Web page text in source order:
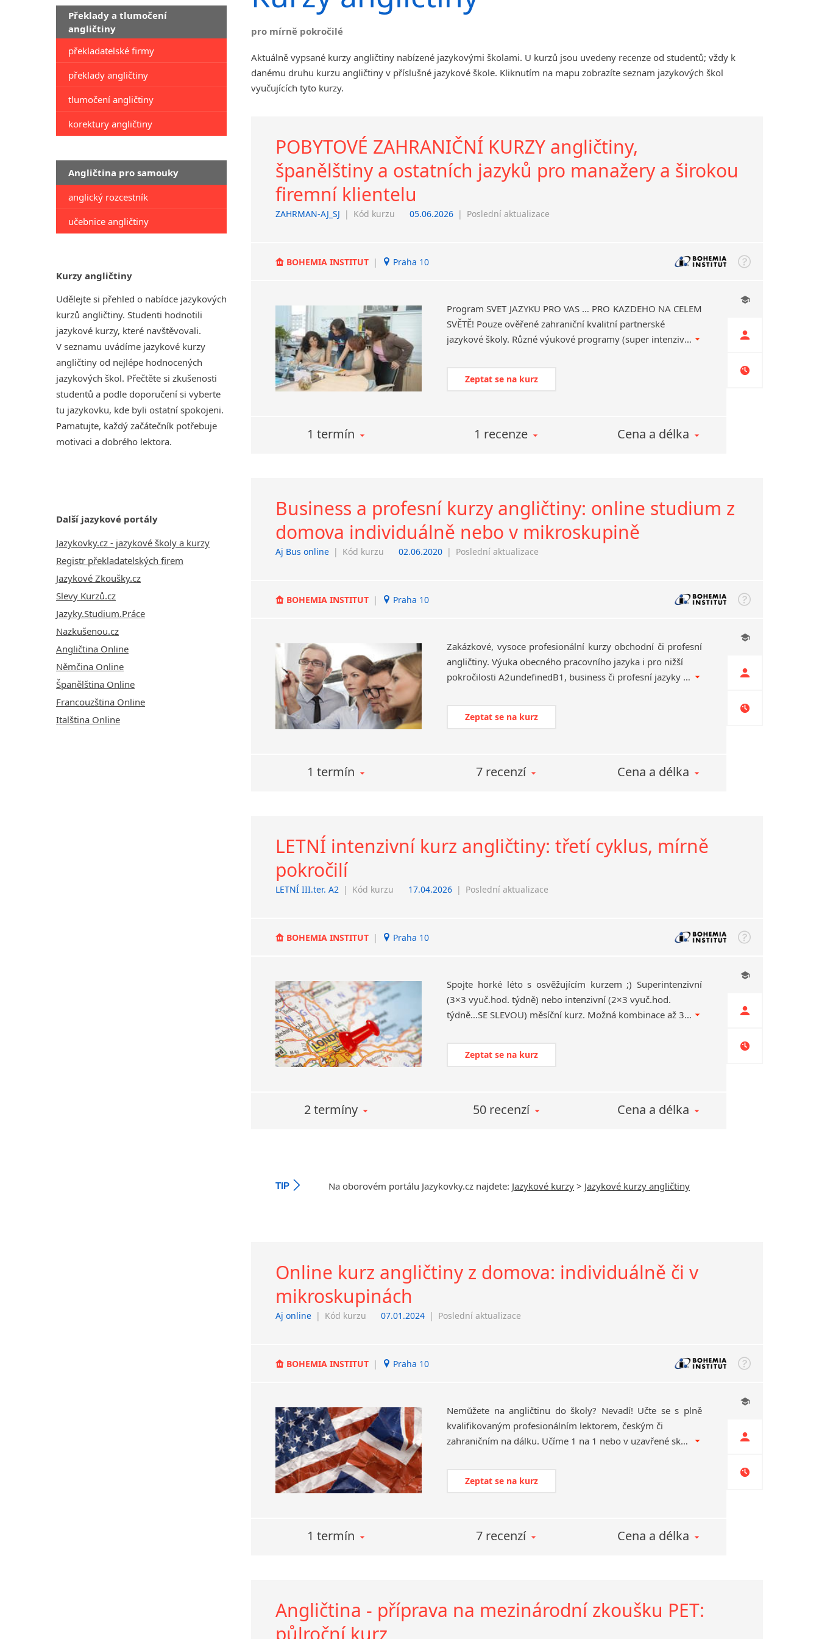
Překlady a tlumočení
angličtiny
překladatelské firmy
překlady angličtiny
tlumočení angličtiny
korektury angličtiny
Angličtina pro samouky
anglický rozcestník
učebnice angličtiny
Kurzy angličtiny
Udělejte si přehled o nabídce jazykových
kurzů angličtiny. Studenti hodnotili
jazykové kurzy, které navštěvovali.
V seznamu uvádíme jazykové kurzy
angličtiny od nejlépe hodnocených
jazykových škol. Přečtěte si zkušenosti
studentů a podle doporučení si vyberte
tu jazykovku, kde byli ostatní spokojeni.
Pamatujte, každý začátečník potřebuje
motivaci a dobrého lektora.
Další jazykové portály
Jazykovky.cz - jazykové školy a kurzy
Registr překladatelských firem
Jazykové Zkoušky.cz
Slevy Kurzů.cz
Jazyky.Studium.Práce
Nazkušenou.cz
Angličtina Online
Němčina Online
Španělština Online
Francouzština Online
Italština Online
Jihlava
malá města podle abecedy
Chrudim
Děčín
Hodonín
Most
Sedlčany
Tišnov
angličtiny
pro mírně pokročilé
Aktuálně vypsané kurzy angličtiny nabízené jazykovými školami. U kurzů jsou uvedeny recenze od studentů; vždy k
danému druhu kurzu angličtiny v příslušné jazykové škole. Kliknutím na mapu zobrazíte seznam jazykových škol
vyučujících tyto kurzy.
POBYTOVÉ ZAHRANIČNÍ KURZY angličtiny,
španělštiny a ostatních jazyků pro manažery a širokou
firemní klientelu
ZAHRMAN-AJ_SJ | Kód kurzu 05.06.2026 | Poslední aktualizace
BOHEMIA INSTITUT | Praha 10
Program SVĚT JAZYKŮ PRO VÁS … PRO KAŽDÉHO NA CELÉM
SVĚTĚ! Pouze ověřené zahraniční kvalitní partnerské
jazykové školy. Různé výukové programy (super intenzivní „crash“ kurzy, profesně orientované, skupinové i individuální kurzy,…Kompletní servis.
Zeptat se na kurz
1 termín 1 recenze Cena a délka
Business a profesní kurzy angličtiny: online studium z
domova individuálně nebo v mikroskupině
Aj Bus online | Kód kurzu 02.06.2020 | Poslední aktualizace
BOHEMIA INSTITUT | Praha 10
Zakázkové, vysoce profesionální kurzy obchodní či profesní
angličtiny. Výuka obecného pracovního jazyka i pro nižší
pokročilosti A2undefinedB1, business či profesní jazyky (medicína, technika, ekonomika…) pro vysoké úrovně B2undefinedC1undefinedC2. Přes SkypeundefinedWhatsAp­pundefinedZoom…
Zeptat se na kurz
1 termín 7 recenzí Cena a délka
LETNÍ intenzivní kurz angličtiny: třetí cyklus, mírně
pokročilí
LETNÍ III.ter. A2 | Kód kurzu 17.04.2026 | Poslední aktualizace
BOHEMIA INSTITUT | Praha 10
Spojte horké léto s osvěžujícím kurzem ;) Superintenzivní
(3×3 vyuč.hod. týdně) nebo intenzivní (2×3 vyuč.hod.
týdně…SE SLEVOU) měsíční kurz. Možná kombinace až 3 návazných měsíčních cyklů. Náhrady za chybějící lekce z důvodu dovolené.
Zeptat se na kurz
2 termíny 50 recenzí Cena a délka
TIP Na oborovém portálu Jazykovky.cz najdete: Jazykové kurzy > Jazykové kurzy angličtiny
Online kurz angličtiny z domova: individuálně či v
mikroskupinách
Aj online | Kód kurzu 07.01.2024 | Poslední aktualizace
BOHEMIA INSTITUT | Praha 10
Nemůžete na angličtinu do školy? Nevadí! Učte se s plně
kvalifikovaným profesionálním lektorem, českým či
zahraničním na dálku. Učíme 1 na 1 nebo v uzavřené skupince přes Skype, WhatsApp, Instagram, Zoom, Google Meet, Hangouts, MS Teams, Webex atd.
Zeptat se na kurz
1 termín 7 recenzí Cena a délka
Angličtina - příprava na mezinárodní zkoušku PET:
půlroční kurz